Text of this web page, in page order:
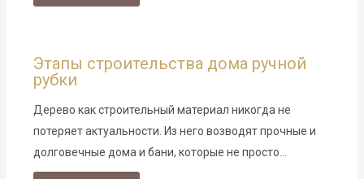
Этапы строительства дома ручной
рубки
Дерево как строительный материал никогда не
потеряет актуальности. Из него возводят прочные и
долговечные дома и бани, которые не просто…